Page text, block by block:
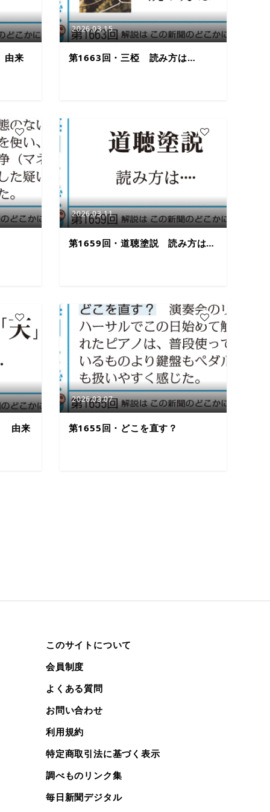
由来
2026.03.15
第1663回・三椏 読み方は…
7
2026.03.11
第1659回・道聴塗説 読み方は…
由来
3
2026.03.07
第1655回・どこを直す？
7
このサイトについて
会員制度
よくある質問
お問い合わせ
利用規約
特定商取引法に基づく表示
調べものリンク集
毎日新聞デジタル